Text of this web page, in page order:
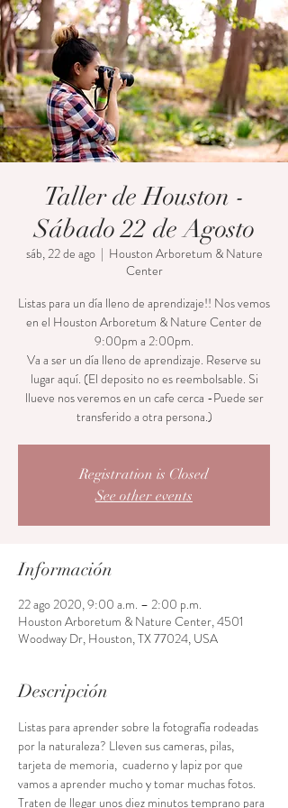
Taller de Houston -
Sábado 22 de Agosto
sáb, 22 de ago
  |
Houston Arboretum & Nature
Center
Listas para un día lleno de aprendizaje!! Nos vemos
en el Houston Arboretum & Nature Center de
9:00pm a 2:00pm.
Va a ser un día lleno de aprendizaje. Reserve su
lugar aquí. (El deposito no es reembolsable. Si
llueve nos veremos en un cafe cerca -Puede ser
transferido a otra persona.)
Registration is Closed
See other events
Información
22 ago 2020, 9:00 a.m. – 2:00 p.m.
Houston Arboretum & Nature Center, 4501
Woodway Dr, Houston, TX 77024, USA
Descripción
Listas para aprender sobre la fotografía rodeadas
por la naturaleza? Lleven sus cameras, pilas,
tarjeta de memoria,  cuaderno y lapiz por que
vamos a aprender mucho y tomar muchas fotos.
Traten de llegar unos diez minutos temprano para